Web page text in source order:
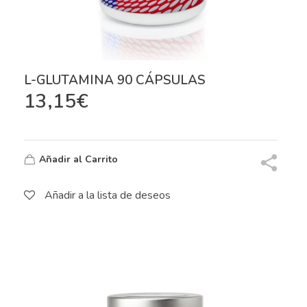
L-GLUTAMINA 90 CÁPSULAS
13,15€
Añadir al Carrito
Añadir a la lista de deseos